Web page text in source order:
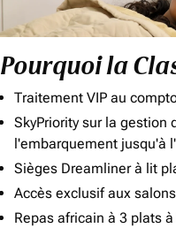
Pourquoi la
Traitement VIP au
SkyPriority sur la gestion
l'embarquement jusqu'à
Sièges Dreamliner à lit
Accès exclusif aux
Repas africain à 3 plats